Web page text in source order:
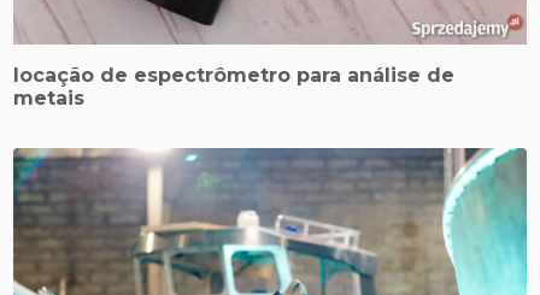
locação de espectrômetro para análise de
metais